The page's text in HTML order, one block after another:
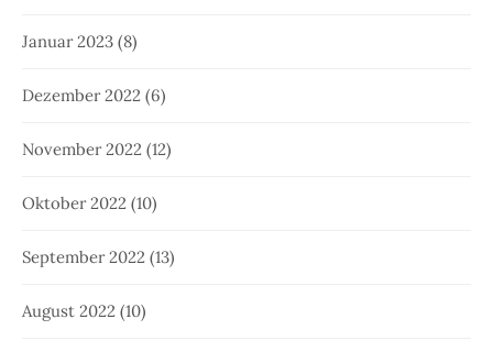
Januar 2023 (8)
Dezember 2022 (6)
November 2022 (12)
Oktober 2022 (10)
September 2022 (13)
August 2022 (10)